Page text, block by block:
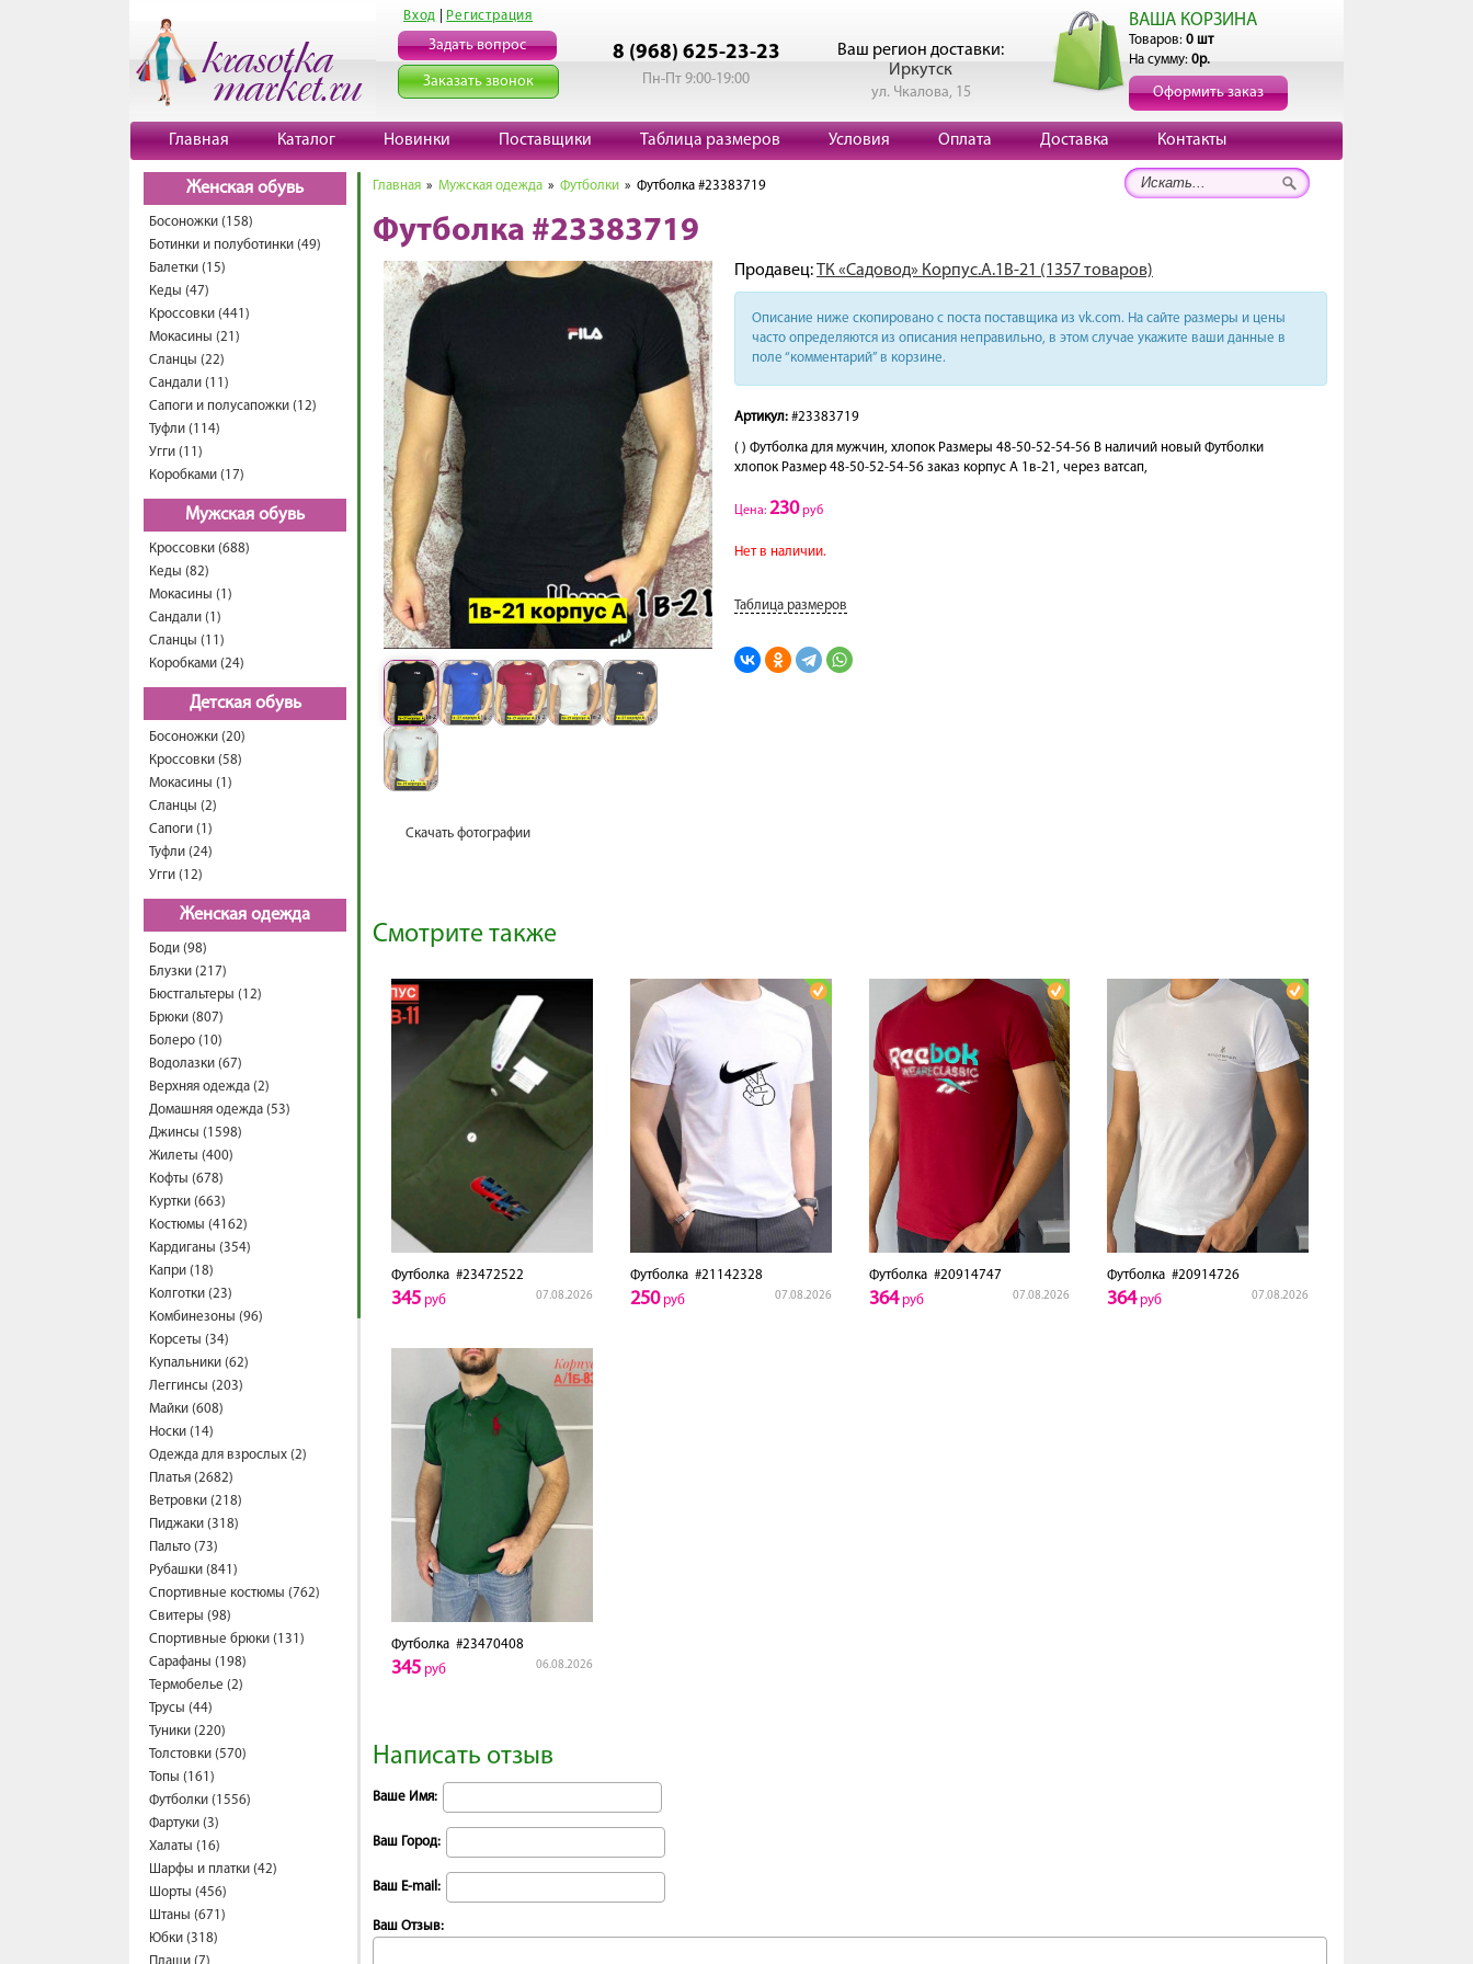
Вход Регистрация
Задать вопрос
Заказать звонок
8 (968) 625-23-23
Пн-Пт 9:00-19:00
Ваш регион доставки:
Иркутск
ул. Чкалова, 15
ВАША КОРЗИНА
Товаров: 0 шт
На сумму: 0р.
Оформить заказ
Главная Каталог Новинки Поставщики Таблица размеров Условия Оплата Доставка Контакты
Женская обувь
Босоножки (158)
Ботинки и полуботинки (49)
Балетки (15)
Кеды (47)
Кроссовки (441)
Мокасины (21)
Сланцы (22)
Сандали (11)
Сапоги и полусапожки (12)
Туфли (114)
Угги (11)
Коробками (17)
Мужская обувь
Кроссовки (688)
Кеды (82)
Мокасины (1)
Сандали (1)
Сланцы (11)
Коробками (24)
Детская обувь
Босоножки (20)
Кроссовки (58)
Мокасины (1)
Сланцы (2)
Сапоги (1)
Туфли (24)
Угги (12)
Женская одежда
Боди (98)
Блузки (217)
Бюстгальтеры (12)
Брюки (807)
Болеро (10)
Водолазки (67)
Верхняя одежда (2)
Домашняя одежда (53)
Джинсы (1598)
Жилеты (400)
Кофты (678)
Куртки (663)
Костюмы (4162)
Кардиганы (354)
Капри (18)
Колготки (23)
Комбинезоны (96)
Корсеты (34)
Купальники (62)
Леггинсы (203)
Майки (608)
Носки (14)
Одежда для взрослых (2)
Платья (2682)
Ветровки (218)
Пиджаки (318)
Пальто (73)
Рубашки (841)
Спортивные костюмы (762)
Свитеры (98)
Спортивные брюки (131)
Сарафаны (198)
Термобелье (2)
Трусы (44)
Туники (220)
Толстовки (570)
Топы (161)
Футболки (1556)
Фартуки (3)
Халаты (16)
Шарфы и платки (42)
Шорты (456)
Штаны (671)
Юбки (318)
Главная » Мужская одежда » Футболки » Футболка #23383719
Футболка #23383719
Скачать фотографии
Продавец:ТК «Садовод» Корпус.А.1В-21 (1357 товаров)
Описание ниже скопировано с поста поставщика из vk.com. На сайте размеры и цены
часто определяются из описания неправильно, в этом случае укажите ваши данные в
поле “комментарий” в корзине.
Артикул: #23383719
( ) Футболка для мужчин, хлопок Размеры 48-50-52-54-56 В наличий новый Футболки
хлопок Размер 48-50-52-54-56 заказ корпус А 1в-21, через ватсап,
Цена: 230руб
Нет в наличии.
Таблица размеров
Смотрите также
Футболка #23472522
07.08.2026
345 руб
Футболка#21142328
07.08.2026
250руб
Футболка#20914747
07.08.2026
364руб
Футболка #20914726
07.08.2026
364руб
Футболка #23470408
06.08.2026
345 руб
Написать отзыв
Ваше Имя:
Ваш Город:
Ваш E-mail:
Ваш Отзыв: